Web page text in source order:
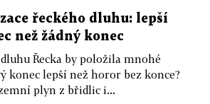
řeckého dluhu: lepší
než žádný konec
Řecka by položila mnohé
konec lepší než horor bez konce?
plyn z břidlic i...